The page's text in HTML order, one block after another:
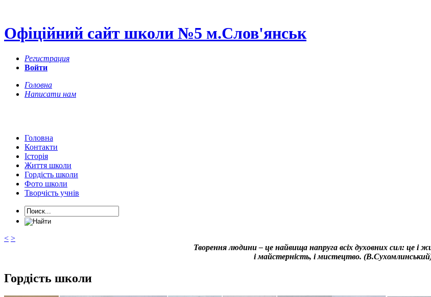
Офіційний сайт школи №5 м.Слов'янськ
Регистрация
Войти
Головна
Написати нам
Головна
Контакти
Історія
Життя школи
Гордість школи
Фото школи
Творчість учнів
< >
Творення людини – це найвища напруга всіх духовних сил: це і
і майстерність, і мистецтво.
Гордість школи